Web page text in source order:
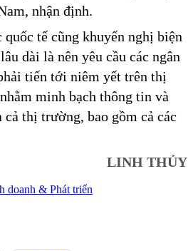
nhận định.
tế cũng khuyến nghị biện
dài là nên yêu cầu các ngân
tiến tới niêm yết trên thị
minh bạch thông tin và
cả thị trường, bao gồm cả các
LINH THỦY
doanh & Phát triển